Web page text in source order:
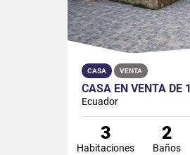
CASA VENTA
Ecuador
3
Habitaciones
2
Baños